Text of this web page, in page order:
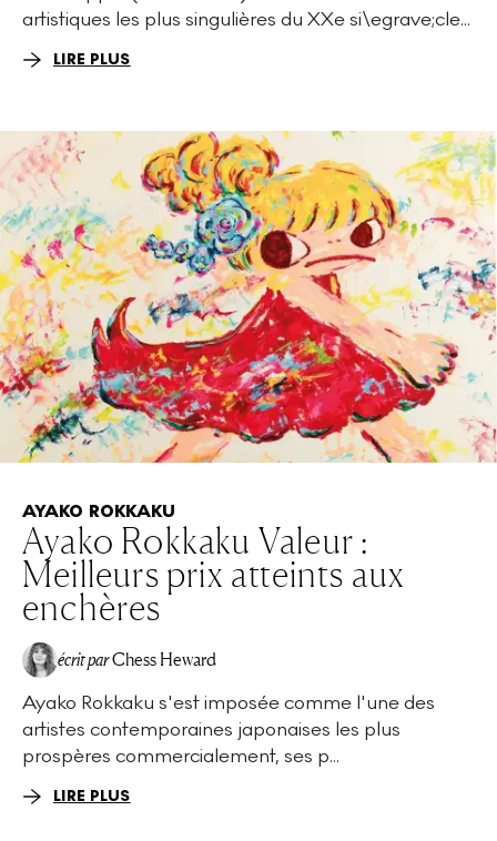
artistiques les plus singulières du XXe si\egrave;cle...
LIRE PLUS
AYAKO ROKKAKU
Ayako Rokkaku Valeur :
Meilleurs prix atteints aux
enchères
écrit parChess Heward
Ayako Rokkaku s'est imposée comme l'une des
artistes contemporaines japonaises les plus
prospères commercialement, ses p...
LIRE PLUS